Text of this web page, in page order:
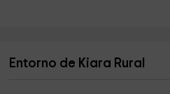
Entorno de Kiara Rural